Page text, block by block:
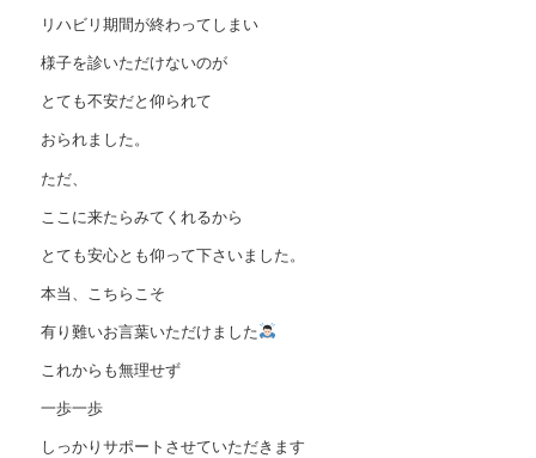
リハビリ期間が終わってしまい
様子を診いただけないのが
とても不安だと仰られて
おられました。
ただ、
ここに来たらみてくれるから
とても安心とも仰って下さいました。
本当、こちらこそ
有り難いお言葉いただけました
これからも無理せず
一歩一歩
しっかりサポートさせていただきます